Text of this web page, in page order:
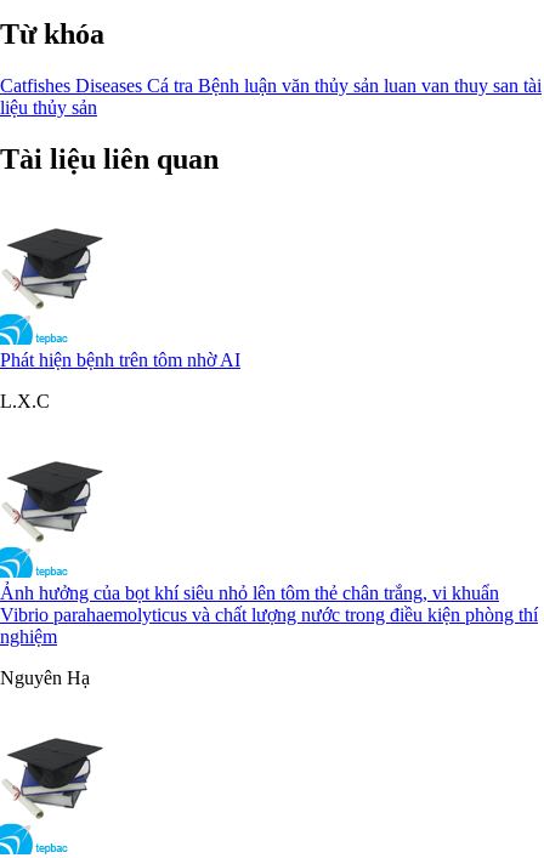
Từ khóa
Catfishes Diseases Cá tra Bệnh luận văn thủy sản luan van thuy san tài
liệu thủy sản
Tài liệu liên quan
Phát hiện bệnh trên tôm nhờ AI
L.X.C
Ảnh hưởng của bọt khí siêu nhỏ lên tôm thẻ chân trắng, vi khuẩn
Vibrio parahaemolyticus và chất lượng nước trong điều kiện phòng thí
nghiệm
Nguyên Hạ